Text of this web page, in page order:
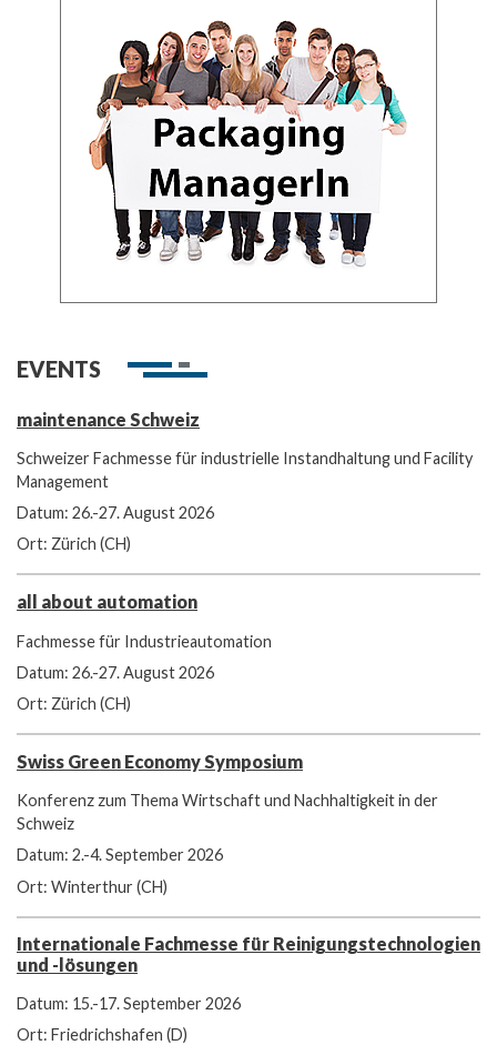
EVENTS
maintenance Schweiz
Schweizer Fachmesse für industrielle Instandhaltung und Facility
Management
Datum: 26.-27. August 2026
Ort: Zürich (CH)
all about automation
Fachmesse für Industrieautomation
Datum: 26.-27. August 2026
Ort: Zürich (CH)
Swiss Green Economy Symposium
Konferenz zum Thema Wirtschaft und Nachhaltigkeit in der
Schweiz
Datum: 2.-4. September 2026
Ort: Winterthur (CH)
Internationale Fachmesse für Reinigungstechnologien
und -lösungen
Datum: 15.-17. September 2026
Ort: Friedrichshafen (D)